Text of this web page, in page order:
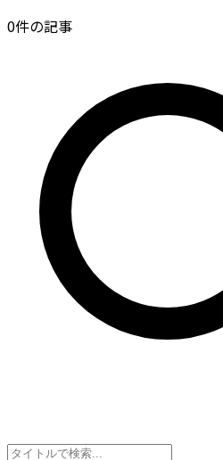
0件の記事